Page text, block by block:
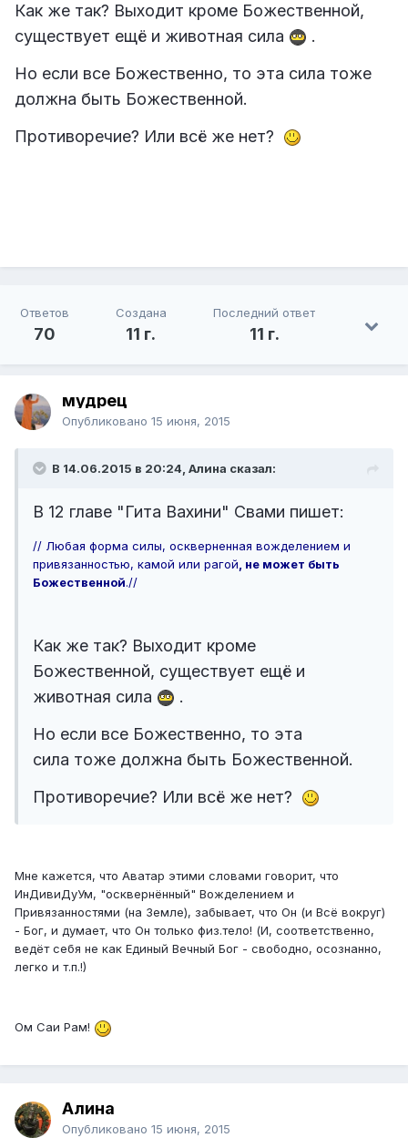
Как же так? Выходит кроме Божественной,
существует ещё и животная сила
.
Но если все Божественно, то эта сила тоже
должна быть Божественной.
Противоречие? Или всё же нет?
Ответов
70
Создана
11 г.
Последний ответ
11 г.
мудрец
Опубликовано 15 июня, 2015
В 14.06.2015 в 20:24, Алина сказал:
В 12 главе "Гита Вахини" Свами пишет:
// Любая форма силы, оскверненная вожделением и
привязанностью, камой или рагой, не может быть
Божественной.//
Как же так? Выходит кроме
Божественной, существует ещё и
животная сила
.
Но если все Божественно, то эта
сила тоже должна быть Божественной.
Противоречие? Или всё же нет?
Мне кажется, что Аватар этими словами говорит, что
ИнДивиДуУм, "осквернённый" Вожделением и
Привязанностями (на Земле), забывает, что Он (и Всё вокруг)
- Бог, и думает, что Он только физ.тело! (И, соответственно,
ведёт себя не как Единый Вечный Бог - свободно, осознанно,
легко и т.п.!)
Ом Саи Рам!
Алина
Опубликовано 15 июня, 2015